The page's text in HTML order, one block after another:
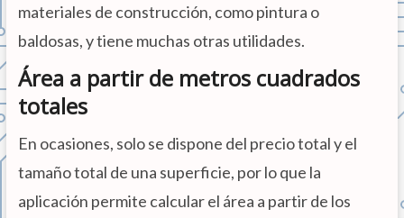
materiales de construcción, como pintura o
baldosas, y tiene muchas otras utilidades.
Área a partir de metros cuadrados
totales
En ocasiones, solo se dispone del precio total y el
tamaño total de una superficie, por lo que la
aplicación permite calcular el área a partir de los